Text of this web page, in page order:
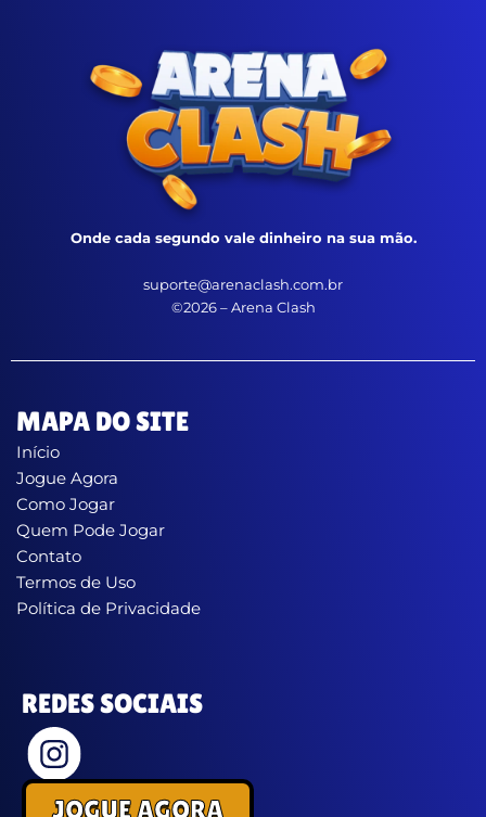
Onde cada segundo vale dinheiro na sua mão.
suporte@arenaclash.com.br
©2026 – Arena Clash
MAPA DO SITE
Início
Jogue Agora
Como Jogar
Quem Pode Jogar
Contato
Termos de Uso
Política de Privacidade
REDES SOCIAIS
JOGUE AGORA